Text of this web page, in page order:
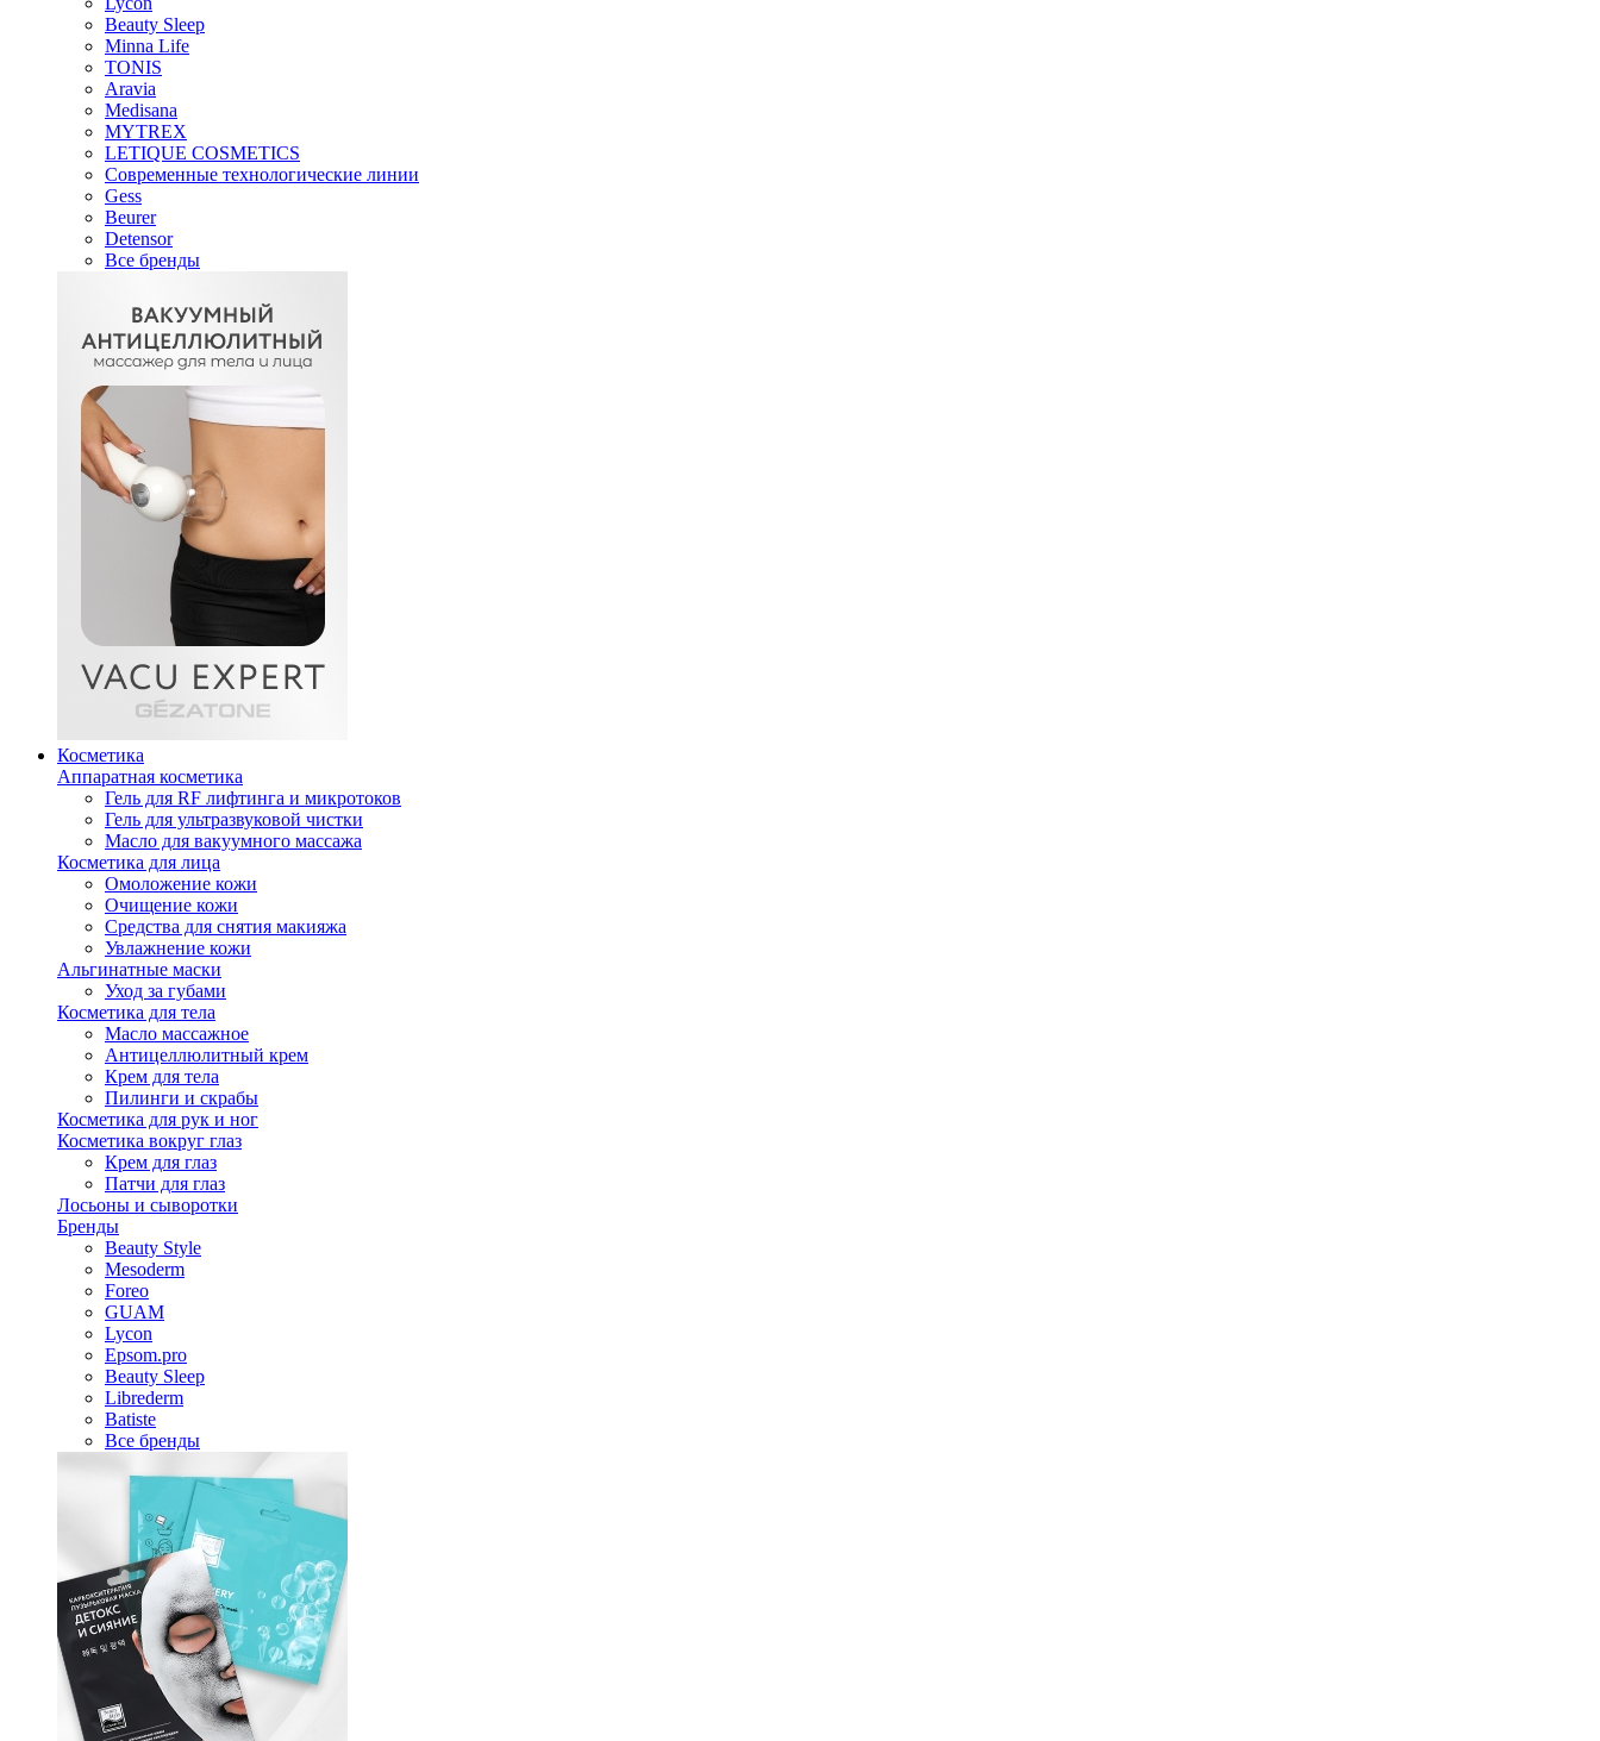
Beauty Sleep
Minna Life
TONIS
Aravia
Medisana
MYTREX
LETIQUE COSMETICS
Современные технологические линии
Gess
Beurer
Detensor
Все бренды
Косметика
Аппаратная косметика
Гель для RF лифтинга и микротоков
Гель для ультразвуковой чистки
Масло для вакуумного массажа
Косметика для лица
Омоложение кожи
Очищение кожи
Средства для снятия макияжа
Увлажнение кожи
Альгинатные маски
Уход за губами
Косметика для тела
Масло массажное
Антицеллюлитный крем
Крем для тела
Пилинги и скрабы
Косметика для рук и ног
Косметика вокруг глаз
Крем для глаз
Патчи для глаз
Лосьоны и сыворотки
Бренды
Beauty Style
Mesoderm
Foreo
GUAM
Lycon
Epsom.pro
Beauty Sleep
Librederm
Batiste
Все бренды